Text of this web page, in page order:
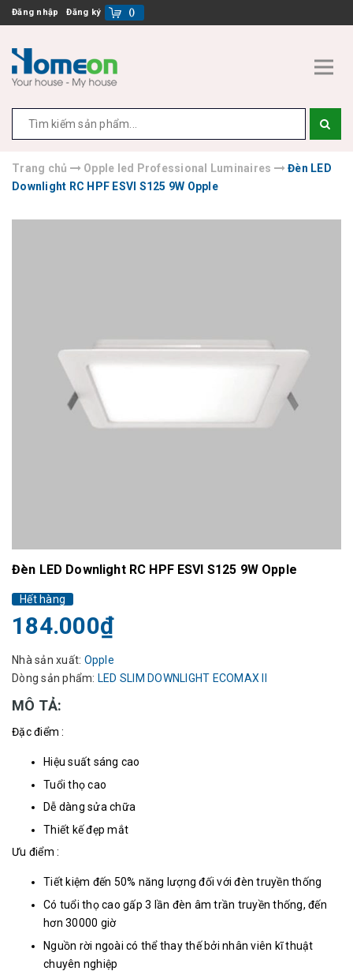
Đăng nhập Đăng ký ()
Trang chủ Opple led Professional Luminaires
Đèn LED
Downlight RC HPF ESVI S125 9W Opple
Đèn LED Downlight RC HPF ESVI S125 9W Opple
Hết hàng
184.000₫
Nhà sản xuất: Opple
Dòng sản phẩm: LED SLIM DOWNLIGHT ECOMAX II
MÔ TẢ:
Đặc điểm :
Hiệu suất sáng cao
Tuổi thọ cao
Dễ dàng sửa chữa
Thiết kế đẹp mắt
Ưu điểm :
Tiết kiệm đến 50% năng lượng đối với đèn truyền thống
Có tuổi thọ cao gấp 3 lần đèn âm trần truyền thống, đến
hơn 30000 giờ
Nguồn rời ngoài có thể thay thế bởi nhân viên kĩ thuật
chuyên nghiệp